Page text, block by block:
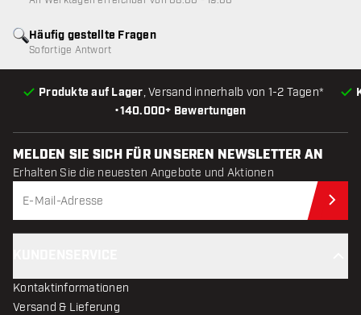
•140.000+ Bewertungen
Produkte auf Lager, Versand innerhalb von 1-2 Tagen*
Häufig gestellte Fragen
Sofortige Antwort
MELDEN SIE SICH FÜR UNSEREN NEWSLETTER AN
Erhalten Sie die neuesten Angebote und Aktionen
Kontaktinformationen
Versand & Lieferung